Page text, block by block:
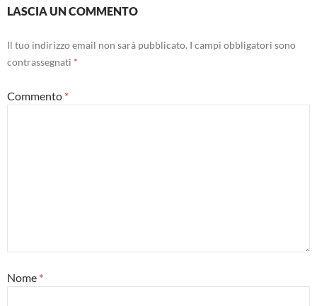
LASCIA UN COMMENTO
Il tuo indirizzo email non sarà pubblicato. I campi obbligatori sono
contrassegnati *
Commento *
Nome *